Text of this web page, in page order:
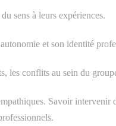
sens à leurs expériences.
et son identité
les conflits au sein du
Savoir intervenir